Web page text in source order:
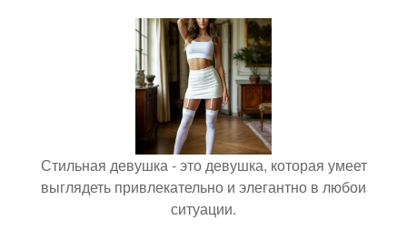
Стильная девушка - это девушка, которая умеет
выглядеть привлекательно и элегантно в любои
ситуации.